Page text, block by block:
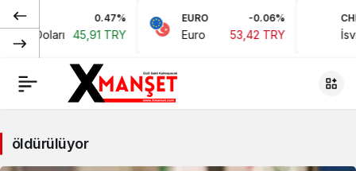
0.47%
Doları 45,91 TRY
EURO -0.06%
Euro 53,42 TRY
CHF
öldürülüyor